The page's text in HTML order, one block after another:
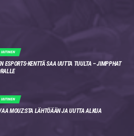
UUTINEN
ESPORTS-KENTTÄ SAA UUTTA TUULTA – JIMPPHAT
UUTINEN
MOUZ:STA LÄHTÖÄÄN JA UUTTA ALKUA